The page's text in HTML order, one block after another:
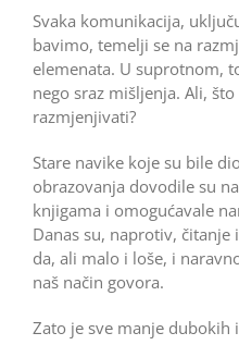
Svaka komunikacija,
bavimo, temelji se na
elemenata. U suprotnom,
nego sraz mišljenja. Ali,
razmjenjivati?
Stare navike koje su bile
obrazovanja dovodile su
knjigama i omogućavale
Danas su, naprotiv, čitanje
da, ali malo i loše, i
naš način govora.
Zato je sve manje dubokih